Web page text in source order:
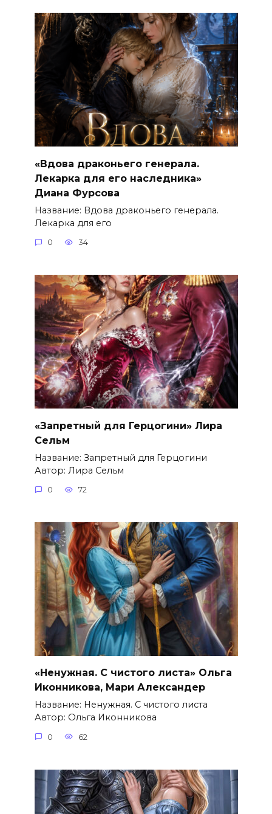
«Вдова драконьего генерала.
Лекарка для его наследника»
Диана Фурсова
Название: Вдова драконьего генерала.
Лекарка для его
0 34
«Запретный для Герцогини» Лира
Сельм
Название: Запретный для Герцогини
Автор: Лира Сельм
0 72
«Ненужная. С чистого листа» Ольга
Иконникова, Мари Александер
Название: Ненужная. С чистого листа
Автор: Ольга Иконникова
0 62